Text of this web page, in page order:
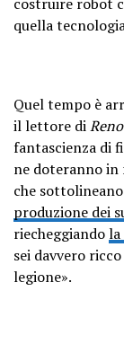
quella
Quel tempo è
il lettore di
fantascienza di
ne doteranno in
che
produzione dei
riecheggiandola
sei davvero
legione».